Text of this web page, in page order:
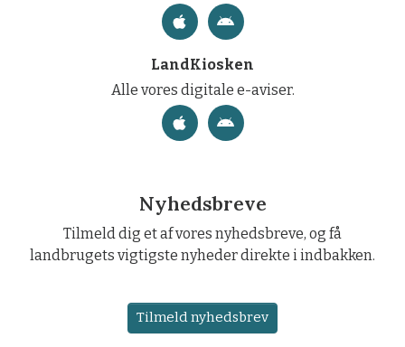
LandKiosken
Alle vores digitale e-aviser.
Nyhedsbreve
Tilmeld dig et af vores nyhedsbreve, og få
landbrugets vigtigste nyheder direkte i indbakken.
Tilmeld nyhedsbrev